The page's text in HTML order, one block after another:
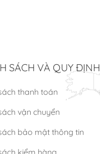
SÁCH VÀ QUY ĐỊNH
thanh toán
vận chuyển
bảo mật thông tin
kiểm hàng